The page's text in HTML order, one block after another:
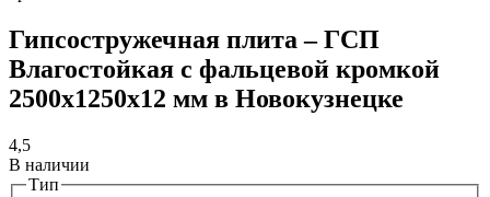
Гипсостружечная плита – ГСП
Влагостойкая с фальцевой кромкой
2500х1250х12 мм в Новокузнецке
4,5
В наличии
Тип